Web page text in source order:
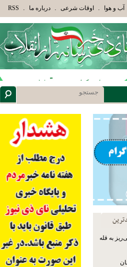
و سپس بهترین را انتخاب میکنند(سورهآب و هوا . اوقات شرعی . درباره ما .
RSS
به قله